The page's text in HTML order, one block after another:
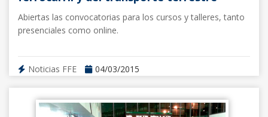
Abiertas las convocatorias para los cursos y talleres, tanto
presenciales como online.
Noticias FFE 04/03/2015